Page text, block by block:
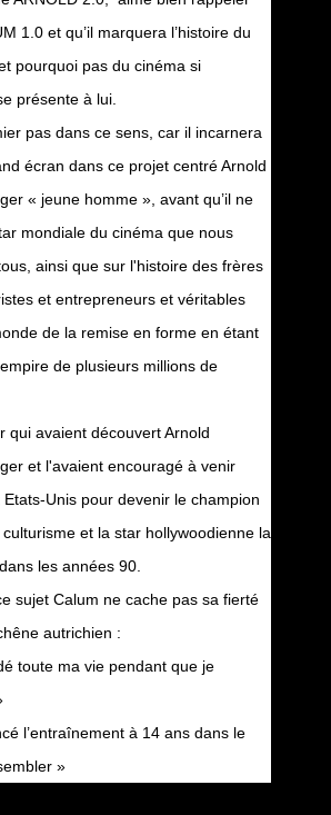
1.0 et qu’il marquera l’histoire du
pourquoi pas du cinéma si
présente à lui.
pas dans ce sens, car il incarnera
écran dans ce projet centré Arnold
« jeune homme », avant qu’il ne
mondiale du cinéma que nous
ainsi que sur l'histoire des frères
et entrepreneurs et véritables
de la remise en forme en étant
de plusieurs millions de
qui avaient découvert Arnold
et l'avaient encouragé à venir
Unis pour devenir le champion
et la star hollywoodienne la
les années 90.
sujet Calum ne cache pas sa fierté
autrichien :
toute ma vie pendant que je
l’entraînement à 14 ans dans le
»